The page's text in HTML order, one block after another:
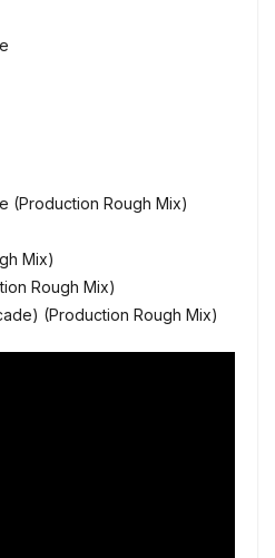
(Production Rough Mix)
Mix)
Rough Mix)
(Production Rough Mix)